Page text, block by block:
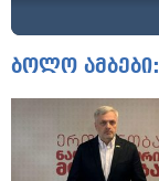
ბოლო ამბები: